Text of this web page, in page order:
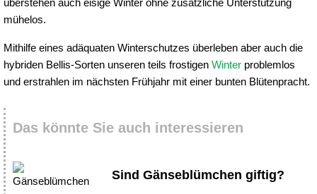
überstehen auch eisige Winter ohne zusätzliche Unterstützung
mühelos.
Mithilfe eines adäquaten Winterschutzes überleben aber auch die
hybriden Bellis-Sorten unseren teils frostigen Winter problemlos
und erstrahlen im nächsten Frühjahr mit einer bunten Blütenpracht.
Das könnte Sie auch interessieren
Sind Gänseblümchen giftig?